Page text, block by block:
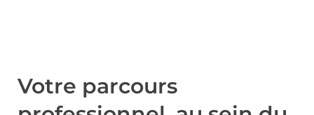
Votre parcours